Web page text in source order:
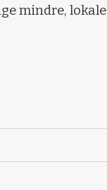
mindre, lokale